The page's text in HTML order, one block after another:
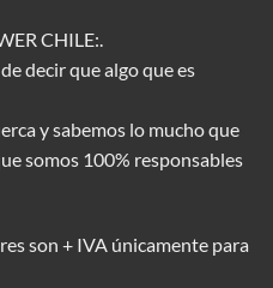
CHILE:.
decir que algo que es
y sabemos lo mucho que
somos 100% responsables
son + IVA únicamente para